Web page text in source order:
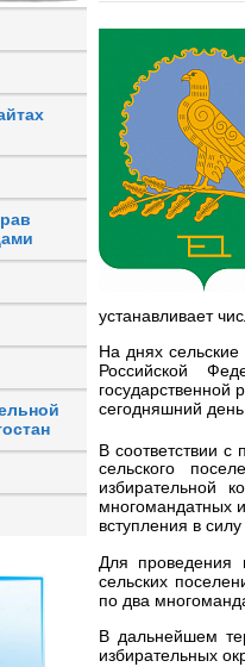
устанавливает
На днях
Российской
государственной
сегодняшний
В соответствии с
сельского
избирательной
многомандатных
вступления в
Для проведения
сельских
по два
В дальнейшем
избирательных